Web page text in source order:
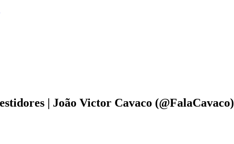
| João Victor Cavaco (@FalaCavaco)